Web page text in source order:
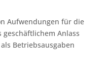
Aufwendungen für die
geschäftlichem Anlass
Betriebsausgaben